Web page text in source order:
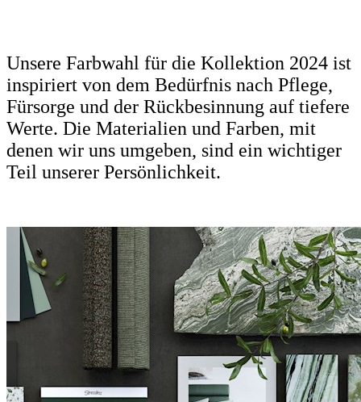
Unsere Farbwahl für die Kollektion 2024 ist
inspiriert von dem Bedürfnis nach Pflege,
Fürsorge und der Rückbesinnung auf tiefere
Werte. Die Materialien und Farben, mit
denen wir uns umgeben, sind ein wichtiger
Teil unserer Persönlichkeit.